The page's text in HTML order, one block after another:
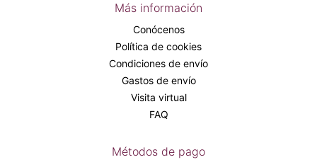
Más información
Conócenos
Política de cookies
Condiciones de envío
Gastos de envío
Visita virtual
FAQ
Métodos de pago